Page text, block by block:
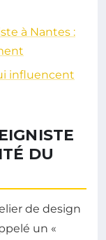
à Nantes :
influencent
DU
de design
un «